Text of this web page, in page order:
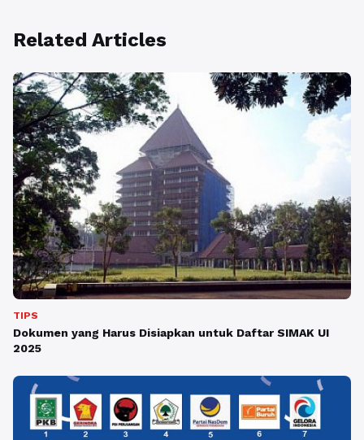
Related Articles
TIPS
Dokumen yang Harus Disiapkan untuk Daftar SIMAK UI
2025